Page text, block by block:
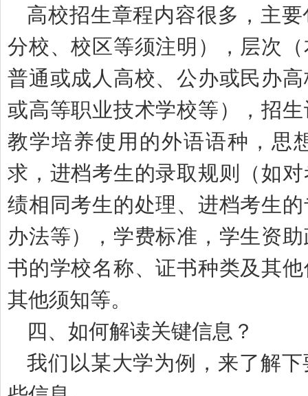
高校招生章程内容很多，主
分校、校区等须注明），层次
普通或成人高校、公办或民办
或高等职业技术学校等），招
教学培养使用的外语语种，思
求，进档考生的录取规则（如
绩相同考生的处理、进档考生
办法等），学费标准，学生资
书的学校名称、证书种类及其
其他须知等。
四、如何解读关键信息？
我们以某大学为例，来了解